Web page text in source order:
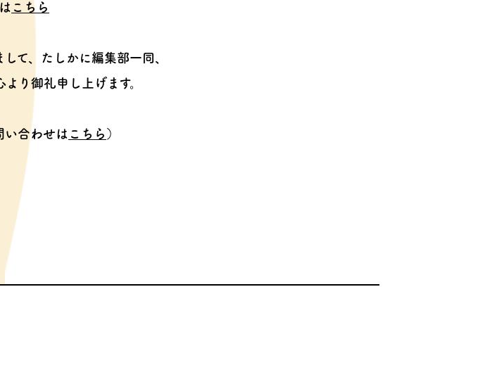
こちら
て、
たしかに編集部一同、
り御礼申し上げます。
い合わせは こちら ）